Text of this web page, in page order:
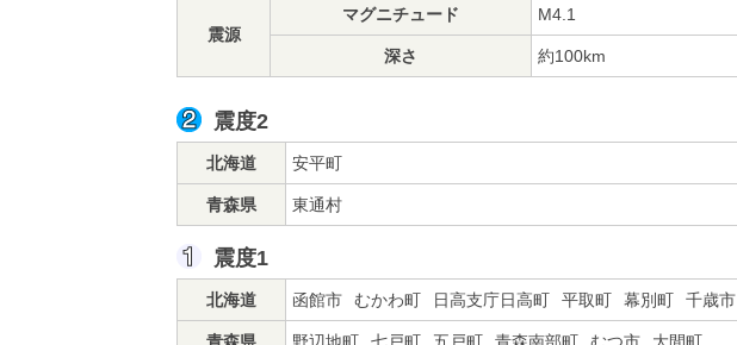
震源
マグニチュード M4.1
深さ 約100km
震度2
北海道 安平町
青森県 東通村
震度1
北海道 函館市 むかわ町 日高支庁日高町 平取町 幕別町 千歳市